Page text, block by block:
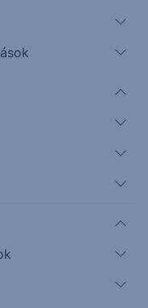
2026/46 -
árfolyam.
USD -